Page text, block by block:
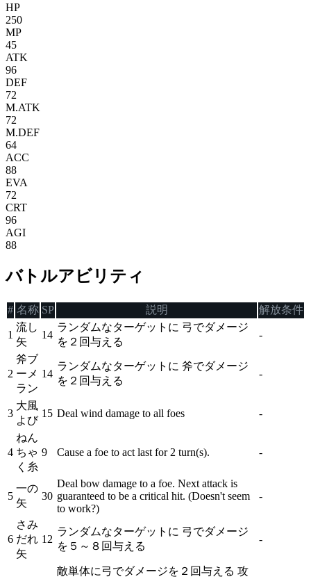
HP
250
MP
45
ATK
96
DEF
72
M.ATK
72
M.DEF
64
ACC
88
EVA
72
CRT
96
AGI
88
バトルアビリティ
# 名称 SP 説明 解放条件
1
流し
矢
14
ランダムなターゲットに 弓でダメージ
を２回与える
-
2
斧ブ
ーメ
ラン
14
ランダムなターゲットに 斧でダメージ
を２回与える
-
3
大風
よび
15 Deal wind damage to all foes -
4
ねん
ちゃ
く糸
9 Cause a foe to act last for 2 turn(s). -
5
一の
矢
30
Deal bow damage to a foe. Next attack is
guaranteed to be a critical hit. (Doesn't seem
to work?)
-
6
さみ
だれ
矢
12
ランダムなターゲットに 弓でダメージ
を５～８回与える
-
敵単体に弓でダメージを２回与える 攻